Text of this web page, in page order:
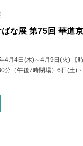
な展 第75回 華道
4月4日(木)～4月9日(火) 【
分（午後7時閉場）6日(土)